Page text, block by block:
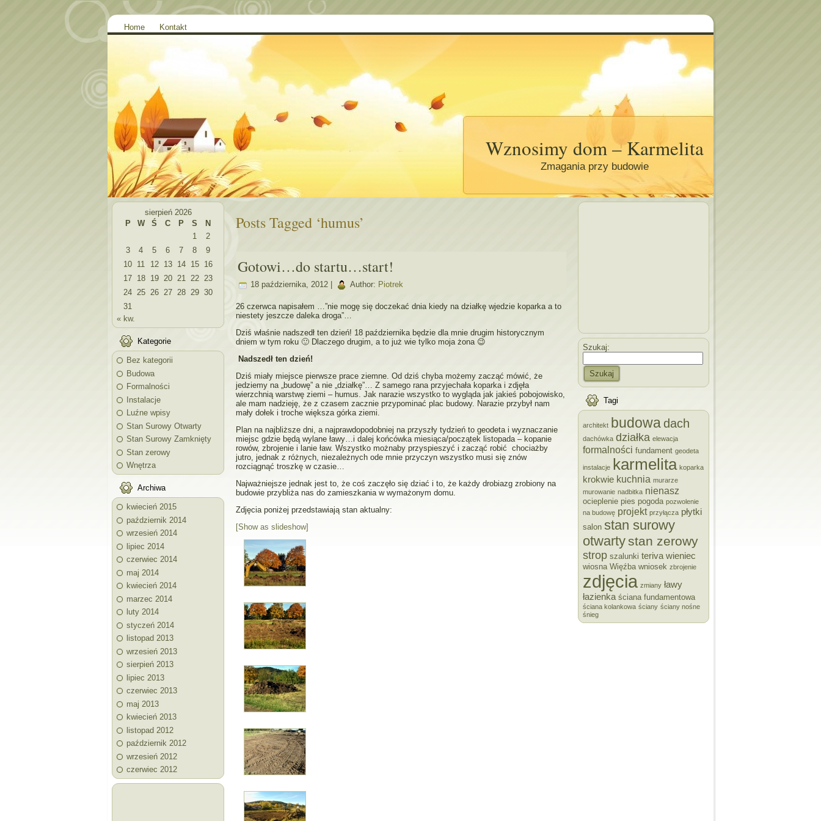
Home Kontakt
Wznosimy dom – Karmelita
Zmagania przy budowie
sierpień 2026
P
W Ś C P S
N
1
2
3
4 5 6 7 8
9
10 11 12 13 14 15
16
17 18 19 20 21 22 23
24 25 26 27 28 29 30
31
« kw.
Kategorie
Bez kategorii
Budowa
Formalności
Instalacje
Luźne wpisy
Stan Surowy Otwarty
Stan Surowy Zamknięty
Stan zerowy
Wnętrza
Archiwa
kwiecień 2015
październik 2014
wrzesień 2014
lipiec 2014
czerwiec 2014
maj 2014
kwiecień 2014
marzec 2014
luty 2014
styczeń 2014
listopad 2013
wrzesień 2013
sierpień 2013
lipiec 2013
czerwiec 2013
maj 2013
kwiecień 2013
listopad 2012
październik 2012
wrzesień 2012
czerwiec 2012
Posts Tagged ‘humus’
Gotowi…do startu…start!
18 października, 2012 | Author: Piotrek
26 czerwca napisałem …”nie mogę się doczekać dnia kiedy na działkę wjedzie koparka a to
niestety jeszcze daleka droga”…
Dziś właśnie nadszedł ten dzień! 18 października będzie dla mnie drugim historycznym
dniem w tym roku 🙂 Dlaczego drugim, a to już wie tylko moja żona 😉
Nadszedł ten dzień!
Dziś miały miejsce pierwsze prace ziemne. Od dziś chyba możemy zacząć mówić, że
jedziemy na „budowę” a nie „działkę”… Z samego rana przyjechała koparka i zdjęła
wierzchnią warstwę ziemi – humus. Jak narazie wszystko to wygląda jak jakieś pobojowisko,
ale mam nadzieję, że z czasem zacznie przypominać plac budowy. Narazie przybył nam
mały dołek i troche większa górka ziemi.
Plan na najbliższe dni, a najprawdopodobniej na przyszły tydzień to geodeta i wyznaczanie
miejsc gdzie będą wylane ławy…i dalej końcówka miesiąca/początek listopada – kopanie
rowów, zbrojenie i lanie ław. Wszystko możnaby przyspieszyć i zacząć robić chociażby
jutro, jednak z różnych, niezależnych ode mnie przyczyn wszystko musi się znów
rozciągnąć troszkę w czasie…
Najważniejsze jednak jest to, że coś zaczęło się dziać i to, że każdy drobiazg zrobiony na
budowie przybliża nas do zamieszkania w wymażonym domu.
Zdjęcia poniżej przedstawiają stan aktualny:
[Show as slideshow]
Szukaj:
Szukaj
Tagi
architekt budowa dach
dachówka działka elewacja
formalności fundament geodeta
instalacje karmelita koparka
krokwie kuchnia murarze
murowanie nadbitka nienasz
ocieplenie pies pogoda pozwolenie
na budowę projekt przyłącza płytki
salon stan surowy
otwartystan zerowy
strop szalunki teriva wieniec
wiosna Więźba wniosek zbrojenie
zdjęcia zmiany ławy
łazienka ściana fundamentowa
ściana kolankowa ściany ściany nośne
śnieg